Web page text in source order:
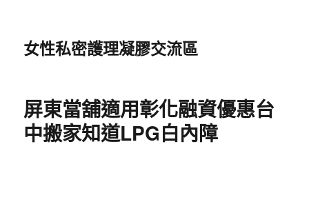
女性私密護理凝膠交流區
屏東當舖適用彰化融資優惠台
中搬家知道LPG白內障